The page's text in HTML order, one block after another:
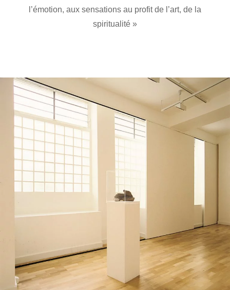
l’émotion, aux sensations au profit de l’art, de la
spiritualité »